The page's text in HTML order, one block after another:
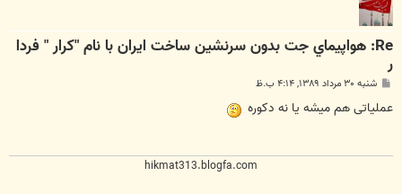
Re: هواپيماي جت بدون سرنشين ساخت ايران با نام "كرار " فردا
ر
پ
ت
شنبه ۳۰ مرداد ۱۳۸۹, ۴:۱۴ ب.ظ
عملیاتی هم میشه یا نه دکوره
hikmat313.blogfa.com